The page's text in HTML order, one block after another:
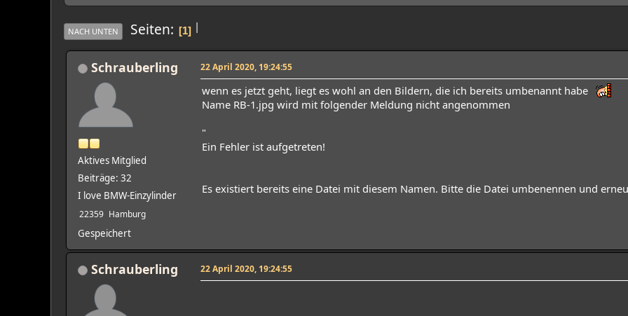
|
NACH UNTEN Seiten 1
Schrauberling
Aktives Mitglied
Beiträge: 32
I love BMW-Einzylinder
22359 Hamburg
Gespeichert
22 April 2020, 19:24:55
wenn es jetzt geht, liegt es wohl an den Bildern, die ich bereits umbenannt habe
Name RB-1.jpg wird mit folgender Meldung nicht angenommen
"
Ein Fehler ist aufgetreten!
Es existiert bereits eine Datei mit diesem Namen. Bitte die Datei umbenennen und
Schrauberling 22 April 2020, 19:24:55